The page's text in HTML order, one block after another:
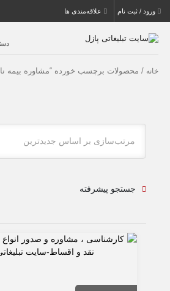
ورود / ثبت نام علاقه‌مندی ها
خانه / محصولات برچسب خورده “مشاوره بیمه
مرتب‌سازی بر اساس جدیدترین
جستجو پیشرفته